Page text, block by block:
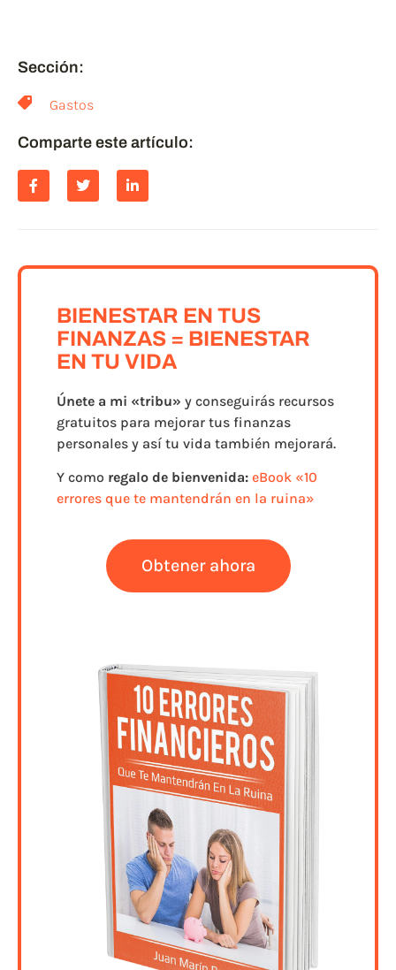
Sección:
Gastos
Comparte este artículo:
BIENESTAR EN TUS
FINANZAS = BIENESTAR
EN TU VIDA
Únete a mi «tribu» y conseguirás recursos
gratuitos para mejorar tus finanzas
personales y así tu vida también mejorará.
Y como regalo de bienvenida: eBook «10
errores que te mantendrán en la ruina»
Obtener ahora